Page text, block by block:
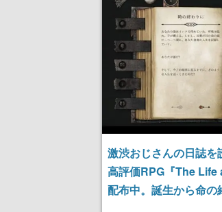
激渋おじさんの日誌を
高評価RPG『The
配布中。誕生から命
どのような人生を歩